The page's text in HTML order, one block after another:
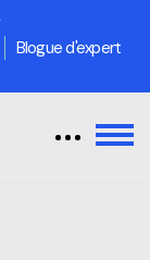
Blogue d'expert